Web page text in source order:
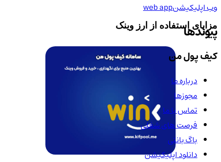
مزایای استفاده از ارز وینک
وب اپلیکیشنweb app
پیوندها
کیف پول من
درباره ما
مجوزها
تماس با ما
فرصت های شغلی
باگ بانتی
دانلود اپلیکیشن